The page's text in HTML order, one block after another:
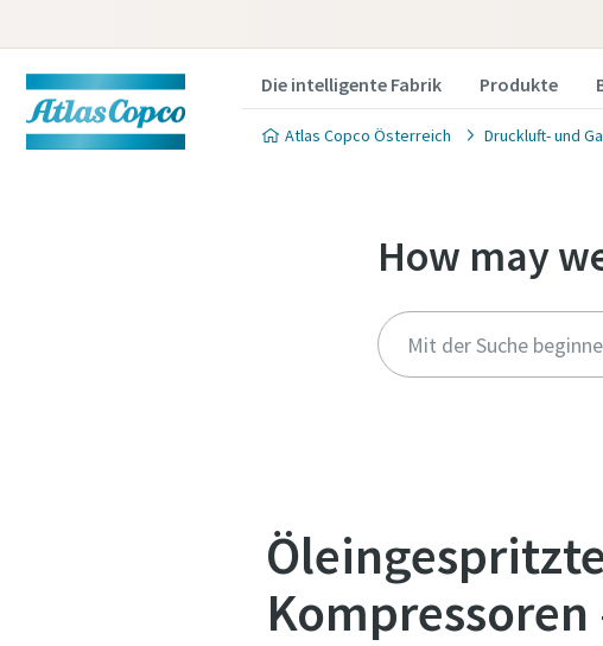
Die intelligente Fabrik Produkte
Atlas Copco Österreich Druckluft- und
How may
Mail-Adresse